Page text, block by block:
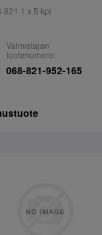
821 1 x 5 kpl
Valmistajan
tuotenumero:
068-821-952-165